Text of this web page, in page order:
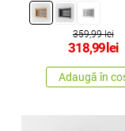
359,99 lei
318,99 lei
Adaugă în